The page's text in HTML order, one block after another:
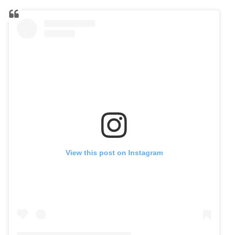
View this post on Instagram